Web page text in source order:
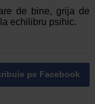
de bine, grija de
echilibru psihic.
pe Facebook